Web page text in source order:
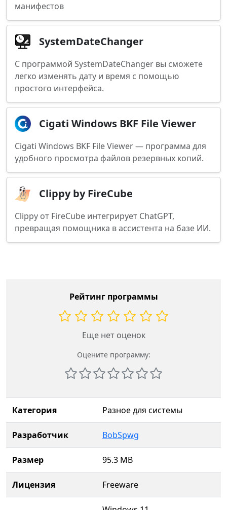
манифестов
SystemDateChanger
С программой SystemDateChanger вы сможете
легко изменять дату и время с помощью
простого интерфейса.
Cigati Windows BKF File Viewer
Cigati Windows BKF File Viewer — программа для
удобного просмотра файлов резервных копий.
Clippy by FireCube
Clippy от FireCube интегрирует ChatGPT,
превращая помощника в ассистента на базе ИИ.
Рейтинг программы
Еще нет оценок
Оцените программу:
Категория Разное для системы
Разработчик BobSpwg
Размер 95.3 MB
Лицензия Freeware